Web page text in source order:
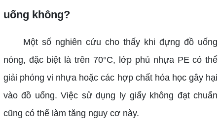
uống không?
Một số nghiên cứu cho thấy khi đựng đồ uống
nóng, đặc biệt là trên 70°C, lớp phủ nhựa PE có thể
giải phóng vi nhựa hoặc các hợp chất hóa học gây hại
vào đồ uống. Việc sử dụng ly giấy không đạt chuẩn
cũng có thể làm tăng nguy cơ này.